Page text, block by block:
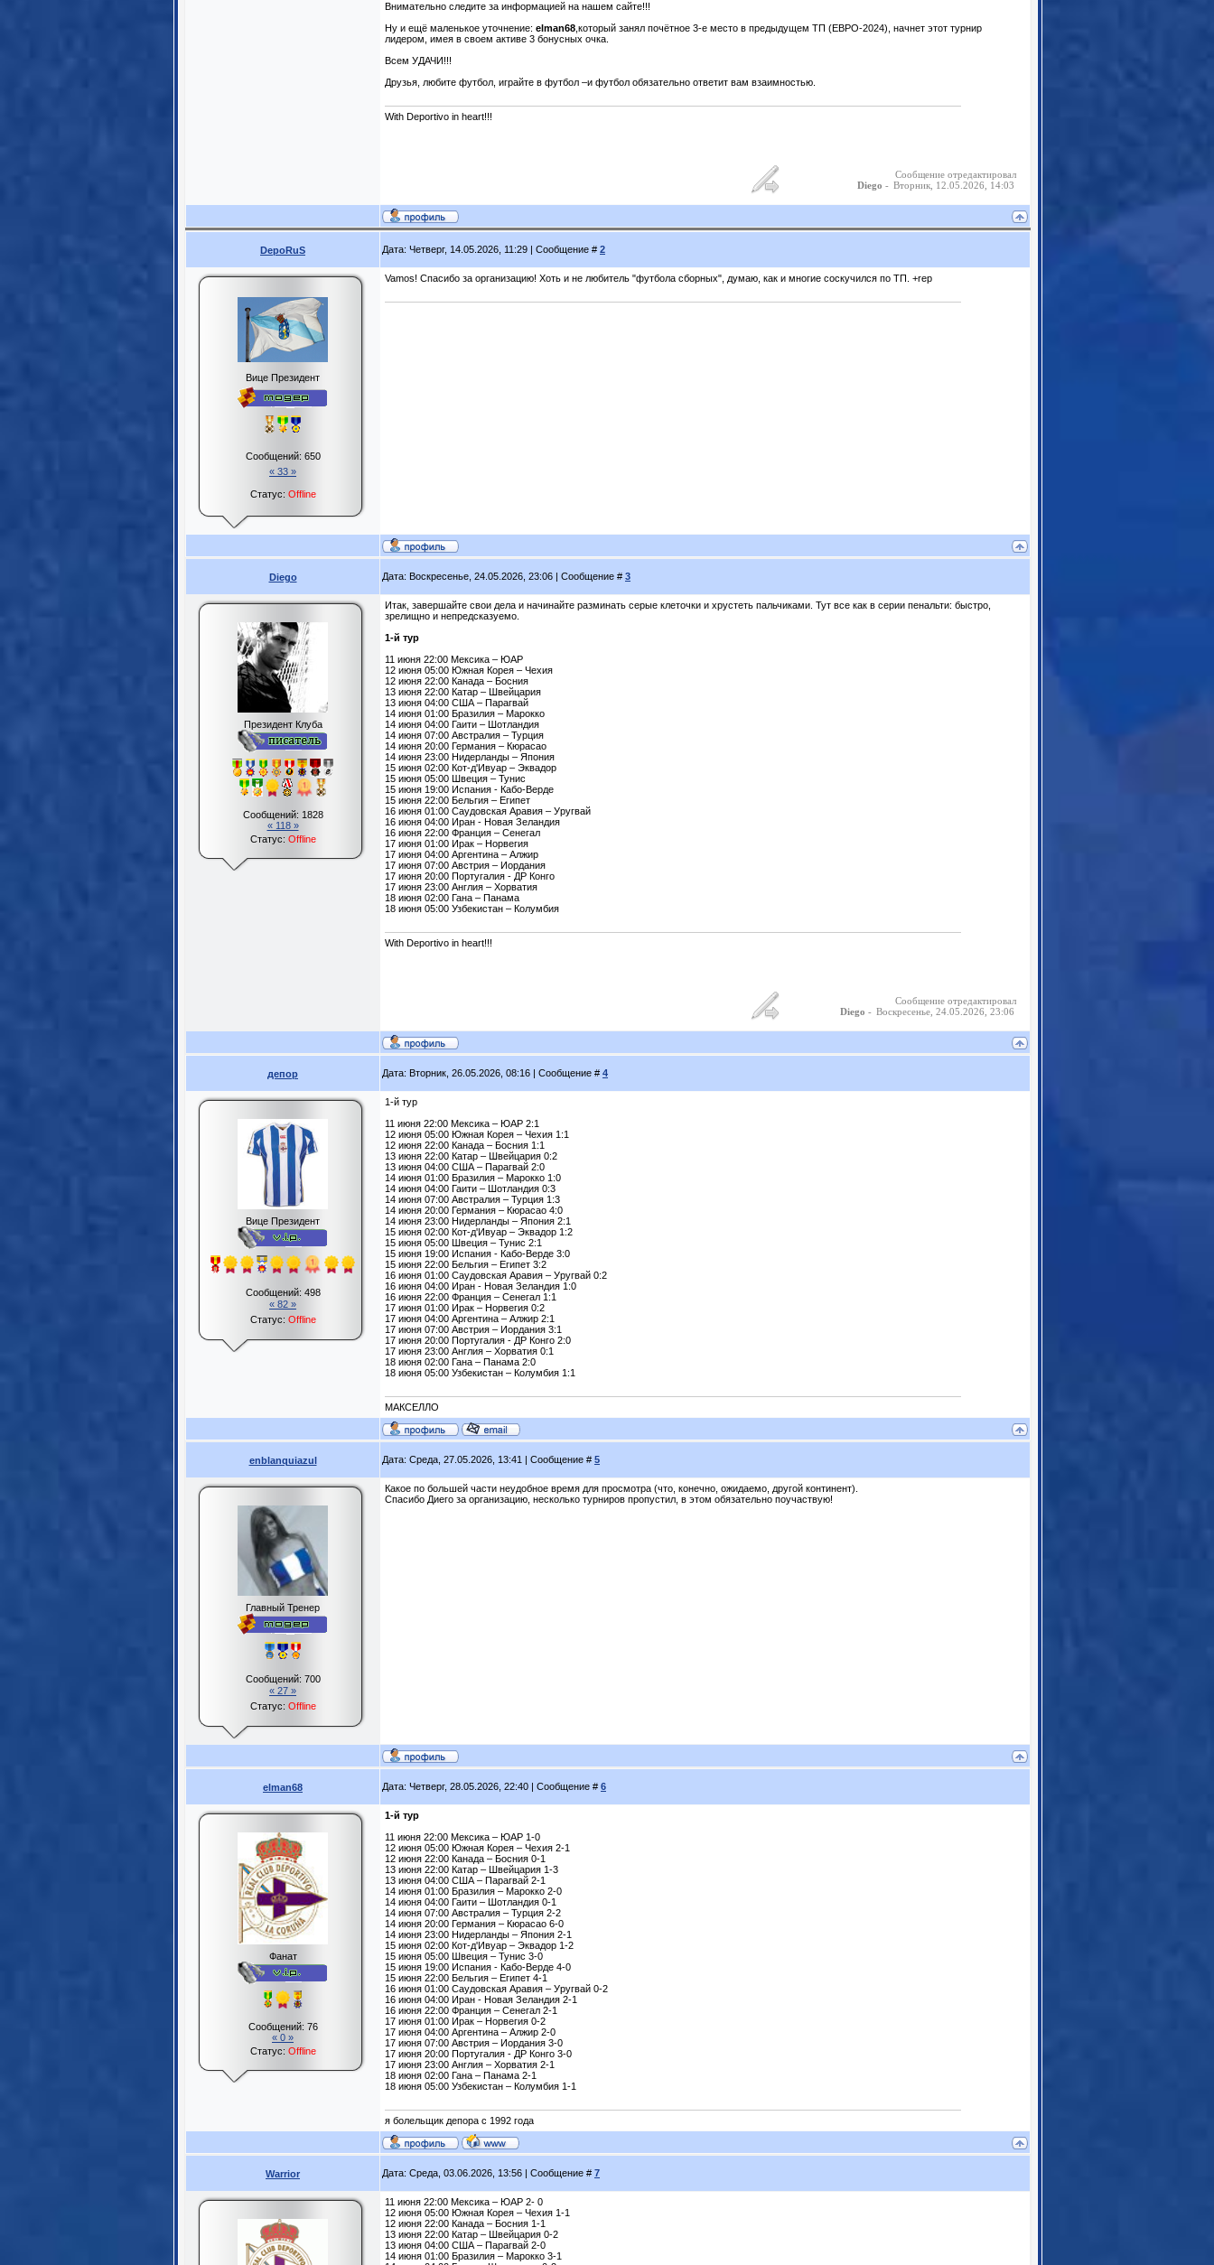
Внимательно следите за информацией на нашем сайте!!!
Ну и ещё маленькое уточнение: elman68 ,который занял почётное 3-е место в предыдущем ТП (ЕВРО-2024), начнет этот турнир
лидером, имея в своем активе 3 бонусных очка.
Всем УДАЧИ!!!
Друзья, любите футбол, играйте в футбол –и футбол обязательно ответит вам взаимностью.
With Deportivo in heart!!!
Сообщение отредактировал
Diego - Вторник, 12.05.2026, 14:03
DepoRuS Дата: Четверг, 14.05.2026, 11:29 | Сообщение # 2
Вице Президент
Сообщений: 650
« 33 »
Статус: Offline
Vamos! Спасибо за организацию! Хоть и не любитель "футбола сборных", думаю, как и многие соскучился по ТП. +rep
Diego Дата: Воскресенье, 24.05.2026, 23:06 | Сообщение # 3
Президент Клуба
Сообщений: 1828
« 118 »
Статус: Offline
Итак, завершайте свои дела и начинайте разминать серые клеточки и хрустеть пальчиками. Тут все как в серии пенальти: быстро,
зрелищно и непредсказуемо.
1-й тур
11 июня 22:00 Мексика – ЮАР
12 июня 05:00 Южная Корея – Чехия
12 июня 22:00 Канада – Босния
13 июня 22:00 Катар – Швейцария
13 июня 04:00 США – Парагвай
14 июня 01:00 Бразилия – Марокко
14 июня 04:00 Гаити – Шотландия
14 июня 07:00 Австралия – Турция
14 июня 20:00 Германия – Кюрасао
14 июня 23:00 Нидерланды – Япония
15 июня 02:00 Кот-д'Ивуар – Эквадор
15 июня 05:00 Швеция – Тунис
15 июня 19:00 Испания - Кабо-Верде
15 июня 22:00 Бельгия – Египет
16 июня 01:00 Саудовская Аравия – Уругвай
16 июня 04:00 Иран - Новая Зеландия
16 июня 22:00 Франция – Сенегал
17 июня 01:00 Ирак – Норвегия
17 июня 04:00 Аргентина – Алжир
17 июня 07:00 Австрия – Иордания
17 июня 20:00 Португалия - ДР Конго
17 июня 23:00 Англия – Хорватия
18 июня 02:00 Гана – Панама
18 июня 05:00 Узбекистан – Колумбия
With Deportivo in heart!!!
Сообщение отредактировал
Diego - Воскресенье, 24.05.2026, 23:06
депор Дата: Вторник, 26.05.2026, 08:16 | Сообщение # 4
Вице Президент
Сообщений: 498
« 82 »
Статус: Offline
1-й тур
11 июня 22:00 Мексика – ЮАР 2:1
12 июня 05:00 Южная Корея – Чехия 1:1
12 июня 22:00 Канада – Босния 1:1
13 июня 22:00 Катар – Швейцария 0:2
13 июня 04:00 США – Парагвай 2:0
14 июня 01:00 Бразилия – Марокко 1:0
14 июня 04:00 Гаити – Шотландия 0:3
14 июня 07:00 Австралия – Турция 1:3
14 июня 20:00 Германия – Кюрасао 4:0
14 июня 23:00 Нидерланды – Япония 2:1
15 июня 02:00 Кот-д'Ивуар – Эквадор 1:2
15 июня 05:00 Швеция – Тунис 2:1
15 июня 19:00 Испания - Кабо-Верде 3:0
15 июня 22:00 Бельгия – Египет 3:2
16 июня 01:00 Саудовская Аравия – Уругвай 0:2
16 июня 04:00 Иран - Новая Зеландия 1:0
16 июня 22:00 Франция – Сенегал 1:1
17 июня 01:00 Ирак – Норвегия 0:2
17 июня 04:00 Аргентина – Алжир 2:1
17 июня 07:00 Австрия – Иордания 3:1
17 июня 20:00 Португалия - ДР Конго 2:0
17 июня 23:00 Англия – Хорватия 0:1
18 июня 02:00 Гана – Панама 2:0
18 июня 05:00 Узбекистан – Колумбия 1:1
МАКСЕЛЛО
enblanquiazul Дата: Среда, 27.05.2026, 13:41 | Сообщение # 5
Главный Тренер
Сообщений: 700
« 27 »
Статус: Offline
Какое по большей части неудобное время для просмотра (что, конечно, ожидаемо, другой континент).
Спасибо Диего за организацию, несколько турниров пропустил, в этом обязательно поучаствую!
elman68 Дата: Четверг, 28.05.2026, 22:40 | Сообщение # 6
Фанат
Сообщений: 76
« 0 »
Статус: Offline
1-й тур
11 июня 22:00 Мексика – ЮАР 1-0
12 июня 05:00 Южная Корея – Чехия 2-1
12 июня 22:00 Канада – Босния 0-1
13 июня 22:00 Катар – Швейцария 1-3
13 июня 04:00 США – Парагвай 2-1
14 июня 01:00 Бразилия – Марокко 2-0
14 июня 04:00 Гаити – Шотландия 0-1
14 июня 07:00 Австралия – Турция 2-2
14 июня 20:00 Германия – Кюрасао 6-0
14 июня 23:00 Нидерланды – Япония 2-1
15 июня 02:00 Кот-д'Ивуар – Эквадор 1-2
15 июня 05:00 Швеция – Тунис 3-0
15 июня 19:00 Испания - Кабо-Верде 4-0
15 июня 22:00 Бельгия – Египет 4-1
16 июня 01:00 Саудовская Аравия – Уругвай 0-2
16 июня 04:00 Иран - Новая Зеландия 2-1
16 июня 22:00 Франция – Сенегал 2-1
17 июня 01:00 Ирак – Норвегия 0-2
17 июня 04:00 Аргентина – Алжир 2-0
17 июня 07:00 Австрия – Иордания 3-0
17 июня 20:00 Португалия - ДР Конго 3-0
17 июня 23:00 Англия – Хорватия 2-1
18 июня 02:00 Гана – Панама 2-1
18 июня 05:00 Узбекистан – Колумбия 1-1
я болельщик депора с 1992 года
Warrior Дата: Среда, 03.06.2026, 13:56 | Сообщение # 7
11 июня 22:00 Мексика – ЮАР 2- 0
12 июня 05:00 Южная Корея – Чехия 1-1
12 июня 22:00 Канада – Босния 1-1
13 июня 22:00 Катар – Швейцария 0-2
13 июня 04:00 США – Парагвай 2-0
14 июня 01:00 Бразилия – Марокко 3-1